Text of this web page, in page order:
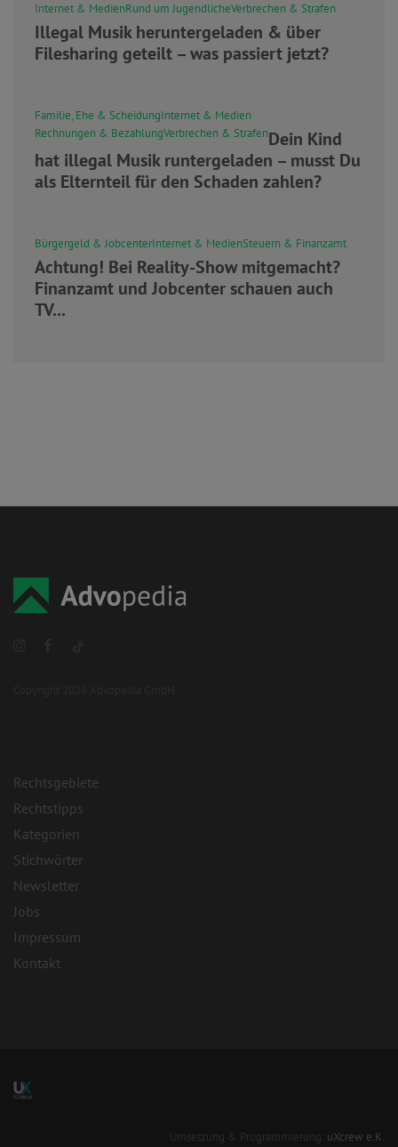
Internet & MedienRund um JugendlicheVerbrechen & Strafen
Illegal Musik heruntergeladen & über
Filesharing geteilt – was passiert jetzt?
Familie, Ehe & ScheidungInternet & Medien
Rechnungen & BezahlungVerbrechen & StrafenDein Kind
hat illegal Musik runtergeladen – musst Du
als Elternteil für den Schaden zahlen?
Bürgergeld & JobcenterInternet & MedienSteuern & Finanzamt
Achtung! Bei Reality-Show mitgemacht?
Finanzamt und Jobcenter schauen auch
TV...
Rechtsgebiete
Rechtstipps
Kategorien
Stichwörter
Newsletter
Jobs
Impressum
Kontakt
Umsetzung & Programmierung: uXcrew e.K.